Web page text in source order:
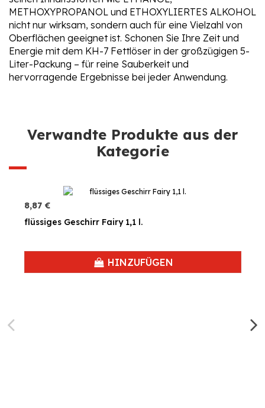
METHOXYPROPANOL und ETHOXYLIERTES ALKOHOL
nicht nur wirksam, sondern auch für eine Vielzahl von
Oberflächen geeignet ist. Schonen Sie Ihre Zeit und
Energie mit dem KH-7 Fettlöser in der großzügigen 5-
Liter-Packung – für reine Sauberkeit und
hervorragende Ergebnisse bei jeder Anwendung.
Verwandte Produkte aus der
Kategorie
8,87 €
flüssiges Geschirr Fairy 1,1 l.
HINZUFÜGEN